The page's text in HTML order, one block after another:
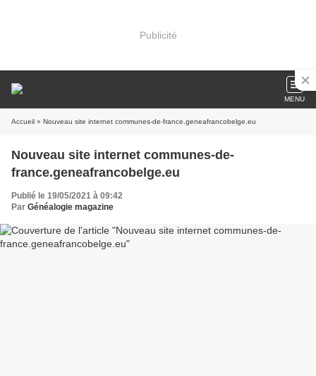
Publicité
MENU
Accueil » Nouveau site internet communes-de-france.geneafrancobelge.eu
Nouveau site internet communes-de-
france.geneafrancobelge.eu
Publié le 19/05/2021 à 09:42
Par Généalogie magazine